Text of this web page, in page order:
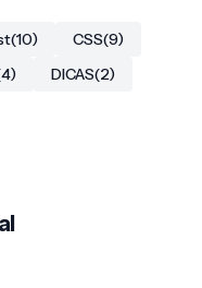
(10) CSS(9)
DICAS(2)